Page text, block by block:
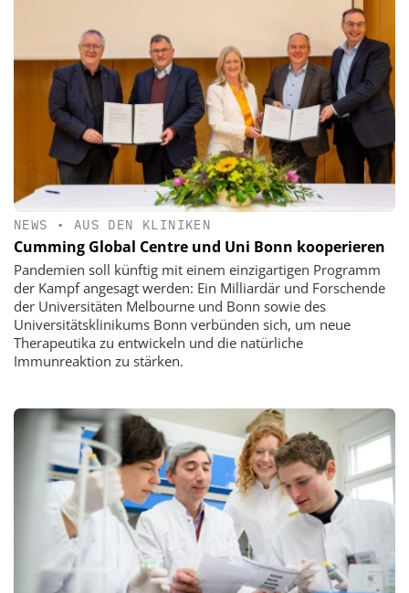
NEWS • AUS DEN KLINIKEN
Cumming Global Centre und Uni Bonn kooperieren
Pandemien soll künftig mit einem einzigartigen Programm
der Kampf angesagt werden: Ein Milliardär und Forschende
der Universitäten Melbourne und Bonn sowie des
Universitätsklinikums Bonn verbünden sich, um neue
Therapeutika zu entwickeln und die natürliche
Immunreaktion zu stärken.